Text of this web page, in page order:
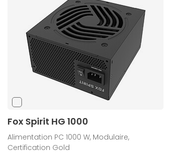
Fox Spirit HG 1000
Alimentation PC 1000 W, Modulaire,
Certification Gold